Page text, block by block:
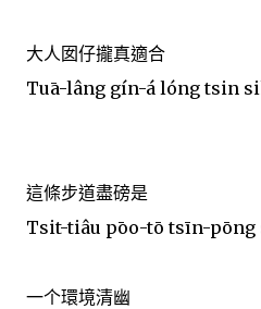
大人囡仔攏真適合
Tuā-lâng gín-á lóng tsin
這條步道盡磅是
Tsit-tiâu pōo-tō tsīn-pōng
一个環境清幽